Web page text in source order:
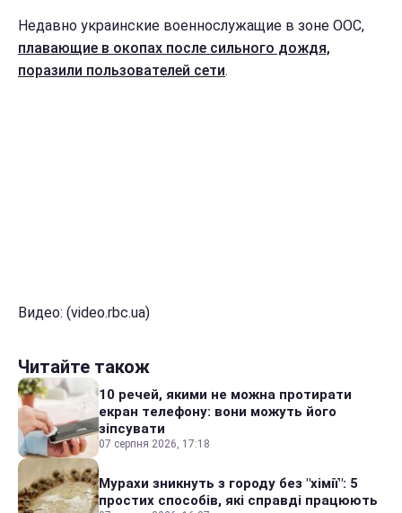
Недавно украинские военнослужащие в зоне ООС,
плавающие в окопах после сильного дождя,
поразили пользователей сети.
Видео: (video.rbc.ua)
Читайте також
10 речей, якими не можна протирати
екран телефону: вони можуть його
зіпсувати
07 серпня 2026, 17:18
Мурахи зникнуть з городу без "хімії": 5
простих способів, які справді працюють